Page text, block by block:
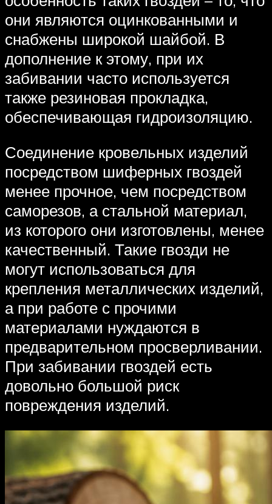
они являются оцинкованными и
снабжены широкой шайбой. В
дополнение к этому, при их
забивании часто используется
также резиновая прокладка,
обеспечивающая гидроизоляцию.
Соединение кровельных изделий
посредством шиферных гвоздей
менее прочное, чем посредством
саморезов, а стальной материал,
из которого они изготовлены, менее
качественный. Такие гвозди не
могут использоваться для
крепления металлических изделий,
а при работе с прочими
материалами нуждаются в
предварительном просверливании.
При забивании гвоздей есть
довольно большой риск
повреждения изделий.